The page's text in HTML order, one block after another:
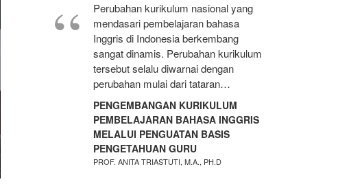
Perubahan kurikulum nasional yang
mendasari pembelajaran bahasa
Inggris di Indonesia berkembang
sangat dinamis. Perubahan kurikulum
tersebut selalu diwarnai dengan
perubahan mulai dari tataran…
PENGEMBANGAN KURIKULUM
PEMBELAJARAN BAHASA INGGRIS
MELALUI PENGUATAN BASIS
PENGETAHUAN GURU
PROF. ANITA TRIASTUTI, M.A., PH.D